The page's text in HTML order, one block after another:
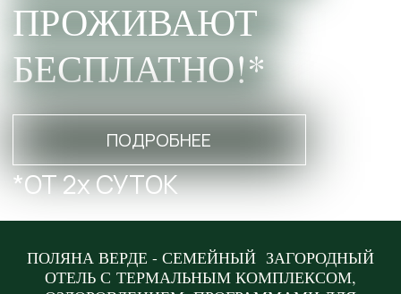
ПОЛЯНА ВЕРДЕ - СЕМЕЙНЫЙ ЗАГОРОДНЫЙ
ОТЕЛЬ С ТЕРМАЛЬНЫМ КОМПЛЕКСОМ,
НЕДЕЛЯ ЗВЕЗДОПАДА |
НЕДЕЛЯ РОССИЙСКОГО ФЛАГА